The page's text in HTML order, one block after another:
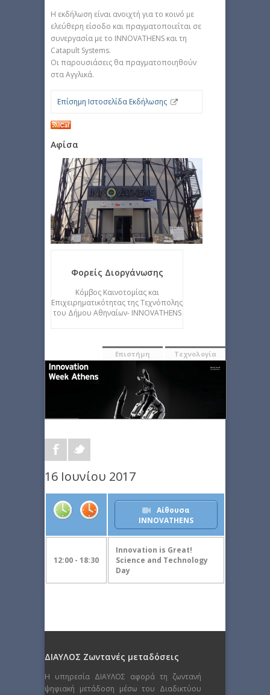
Η εκδήλωση είναι ανοιχτή για το κοινό με
ελεύθερη είσοδο και πραγματοποιείται σε
συνεργασία με το INNOVATHENS και τη
Catapult Systems.
Οι παρουσιάσεις θα πραγματοποιηθούν
στα Αγγλικά.
Επίσημη Ιστοσελίδα Εκδήλωσης
Αφίσα
Φορείς Διοργάνωσης
Κόμβος Καινοτομίας και
Επιχειρηματικότητας της Τεχνόπολης
του Δήμου Αθηναίων- INNOVATHENS
Τεχνολογία
Επιστήμη
16 Ιουνίου 2017
Αίθουσα
INNOVATHENS
12:00 - 18:30
Innovation is Great!
Science and Technology
Day
ΔΙΑΥΛΟΣ Ζωντανές μεταδόσεις
Η υπηρεσία ΔΙΑΥΛΟΣ αφορά τη ζωντανή
ψηφιακή μετάδοση μέσω του Διαδικτύου